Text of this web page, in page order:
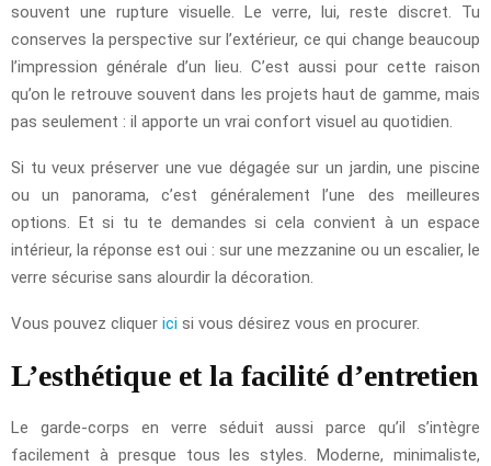
souvent une rupture visuelle. Le verre, lui, reste discret. Tu
conserves la perspective sur l’extérieur, ce qui change beaucoup
l’impression générale d’un lieu. C’est aussi pour cette raison
qu’on le retrouve souvent dans les projets haut de gamme, mais
pas seulement : il apporte un vrai confort visuel au quotidien.
Si tu veux préserver une vue dégagée sur un jardin, une piscine
ou un panorama, c’est généralement l’une des meilleures
options. Et si tu te demandes si cela convient à un espace
intérieur, la réponse est oui : sur une mezzanine ou un escalier, le
verre sécurise sans alourdir la décoration.
Vous pouvez cliquer ici si vous désirez vous en procurer.
L’esthétique et la facilité d’entretien
Le garde-corps en verre séduit aussi parce qu’il s’intègre
facilement à presque tous les styles. Moderne, minimaliste,